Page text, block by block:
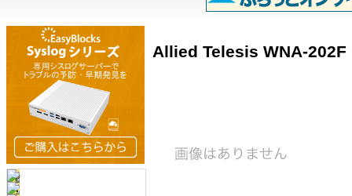
Allied Telesis WNA-202F